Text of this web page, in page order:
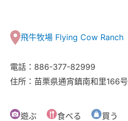
飛牛牧場 Flying Cow Ranch
電話：886-377-82999
住所：苗栗県通宵鎮南和里166号
遊ぶ 食べる 買う